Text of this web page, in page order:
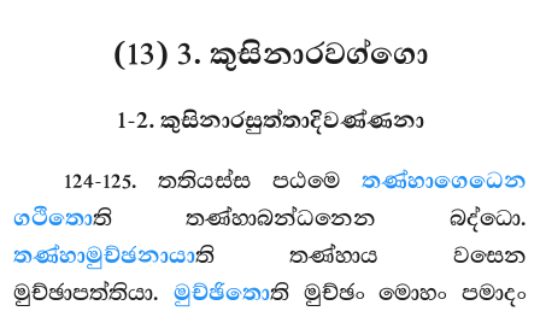
(13) 3. කුසිනාරවග්ගො
1-2. කුසිනාරසුත්තාදිවණ්ණනා
124-125. තතියස්ස පඨමෙ තණ්හාගෙධෙන
ගථිතොති තණ්හාබන්ධනෙන බද්ධො.
තණ්හාමුච්ඡනායාති තණ්හාය වසෙන
මුච්ඡාපත්තියා. මුච්ඡිතොති මුච්ඡං මොහං පමාදං